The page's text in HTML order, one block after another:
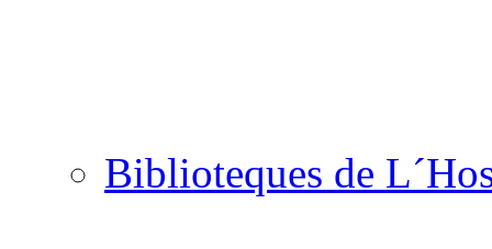
Biblioteques de